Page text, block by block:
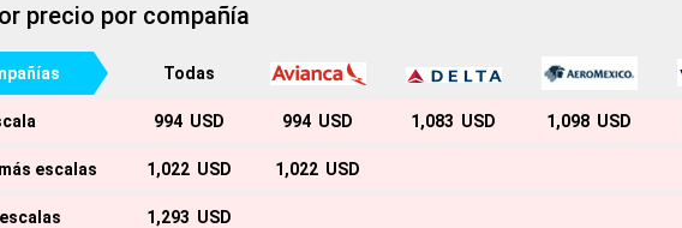
precio por compañía
Todas
994 USD 994 USD 1,083 USD 1,098 USD
escalas 1,022 USD 1,022 USD
1,293 USD